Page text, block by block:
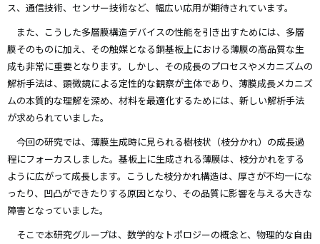
ス、通信技術、センサー技術など、幅広い応用が期待されています。
また、こうした多層膜構造デバイスの性能を引き出すためには、多層
膜そのものに加え、その触媒となる銅基板上における薄膜の高品質な生
成も非常に重要となります。しかし、その成長のプロセスやメカニズムの
解析手法は、顕微鏡による定性的な観察が主体であり、薄膜成長メカニズ
ムの本質的な理解を深め、材料を最適化するためには、新しい解析手法
が求められていました。
今回の研究では、薄膜生成時に見られる樹枝状（枝分かれ）の成長過
程にフォーカスしました。基板上に生成される薄膜は、枝分かれをする
ように広がって成長します。こうした枝分かれ構造は、厚さが不均一にな
ったり、凹凸ができたりする原因となり、その品質に影響を与える大きな
障害となっていました。
そこで本研究グループは、数学的なトポロジーの概念と、物理的な自由